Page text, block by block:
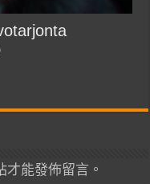
才能發佈留言。